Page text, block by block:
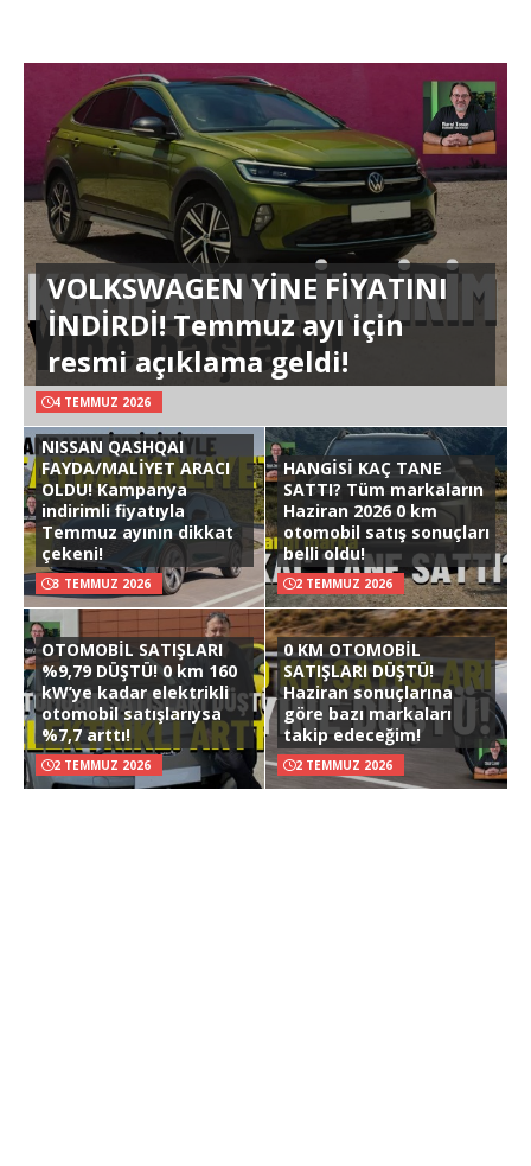
VOLKSWAGEN YİNE FİYATINI
İNDİRDİ! Temmuz ayı için
resmi açıklama geldi!
4 TEMMUZ 2026
NISSAN QASHQAI
FAYDA/MALİYET ARACI
OLDU! Kampanya
indirimli fiyatıyla
Temmuz ayının dikkat
çekeni!
3 TEMMUZ 2026
HANGİSİ KAÇ TANE
SATTI? Tüm markaların
Haziran 2026 0 km
otomobil satış sonuçları
belli oldu!
2 TEMMUZ 2026
OTOMOBİL SATIŞLARI
%9,79 DÜŞTÜ! 0 km 160
kW’ye kadar elektrikli
otomobil satışlarıysa
%7,7 arttı!
2 TEMMUZ 2026
0 KM OTOMOBİL
SATIŞLARI DÜŞTÜ!
Haziran sonuçlarına
göre bazı markaları
takip edeceğim!
2 TEMMUZ 2026